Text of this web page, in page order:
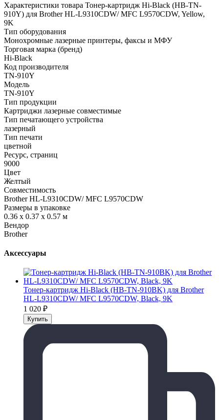
Характеристики товара Тонер-картридж Hi-Black (HB-TN-
910Y) для Brother HL-L9310CDW/ MFC L9570CDW, Yellow,
9K
Тип оборудования
Монохромные лазерные принтеры, факсы и МФУ
Торговая марка (бренд)
Hi-Black
Код производителя
TN-910Y
Модель
TN-910Y
Тип продукции
Картриджи лазерные совместимые
Тип печатающего устройства
лазерный
Тип печати
цветной
Ресурс, страниц
9000
Цвет
Желтый
Совместимость
Brother HL-L9310CDW/ MFC L9570CDW
Размеры в упаковке
0.36 x 0.37 x 0.57 м
Вендор
Brother
Аксессуары
Тонер-картридж Hi-Black (HB-TN-910BK) для Brother
HL-L9310CDW/ MFC L9570CDW, Black, 9K
1 020 ₽